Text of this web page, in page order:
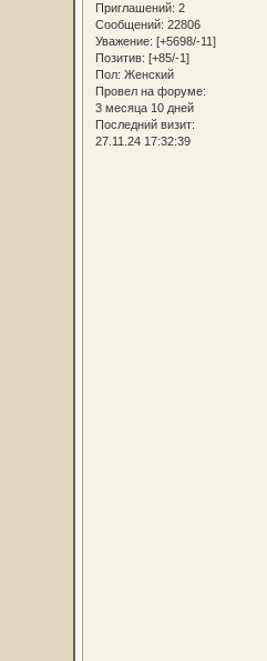
Приглашений: 2
Сообщений: 22806
Уважение: [+5698/-11]
Позитив: [+85/-1]
Пол: Женский
Провел на форуме:
3 месяца 10 дней
Последний визит:
27.11.24 17:32:39